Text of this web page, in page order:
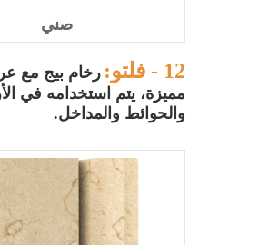
صني
12 - فلتو:
رخام بيج مع
مميزة، يتم استخدامه في
والحوائط والمداخل.